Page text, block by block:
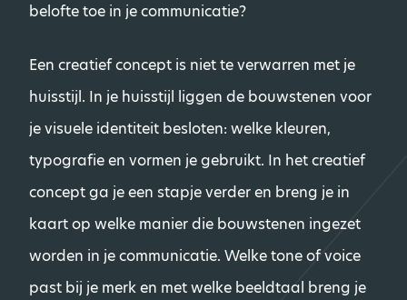
belofte toe in je communicatie?
Een creatief concept is niet te verwarren met je
huisstijl. In je huisstijl liggen de bouwstenen voor
je visuele identiteit besloten: welke kleuren,
typografie en vormen je gebruikt. In het creatief
concept ga je een stapje verder en breng je in
kaart op welke manier die bouwstenen ingezet
worden in je communicatie. Welke tone of voice
past bij je merk en met welke beeldtaal breng je